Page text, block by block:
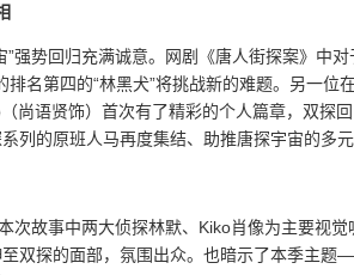
”强势回归充满诚意。网剧《唐人街探案》中
名第四的“林黑犬”将挑战新的难题。另一位
尚语贤饰）首次有了精彩的个人篇章，双探
列的原班人马再度集结、助推唐探宇宙的多
次故事中两大侦探林默、Kiko肖像为主要视
双探的面部，氛围出众。也暗示了本季主